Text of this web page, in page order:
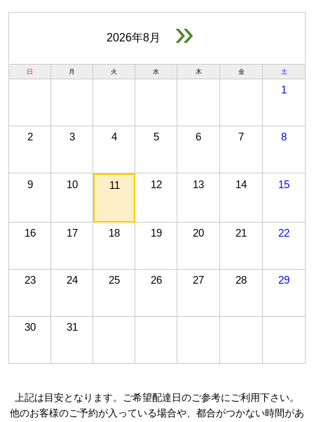
2026年8月 »
日 月 火 水 木 金 土
1
2 3 4 5 6 7 8
9 10 11 12 13 14 15
16 17 18 19 20 21 22
23 24 25 26 27 28 29
30 31
上記は目安となります。ご希望配達日のご参考にご利用下さい。
他のお客様のご予約が入っている場合や、都合がつかない時間があ